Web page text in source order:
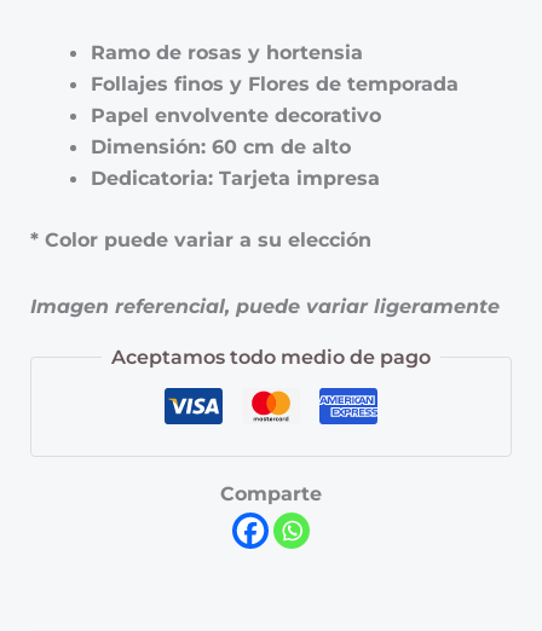
Ramo de rosas y hortensia
Follajes finos y Flores de temporada
Papel envolvente decorativo
Dimensión: 60 cm de alto
Dedicatoria: Tarjeta impresa
* Color puede variar a su elección
Imagen referencial, puede variar ligeramente
Aceptamos todo medio de pago
Comparte